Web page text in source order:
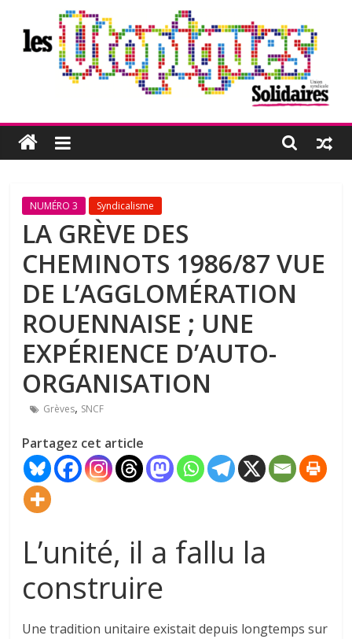
contenu
Les
Utopiques
Revue
réflexion
éditée
par
l'Union
syndicale
Solidaires
NUMÉRO 3 Syndicalisme
LA GRÈVE DES
CHEMINOTS 1986/87 VUE
DE L’AGGLOMÉRATION
ROUENNAISE ; UNE
EXPÉRIENCE D’AUTO-
ORGANISATION
Grèves, SNCF
Partagez cet article
L’unité, il a fallu la
construire
Une tradition unitaire existait depuis longtemps sur